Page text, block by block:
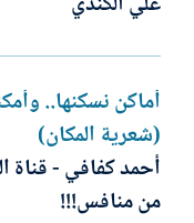
أماكن نسكنها..
(شعرية المكان)
أحمد كفافي -
من منافس!!!